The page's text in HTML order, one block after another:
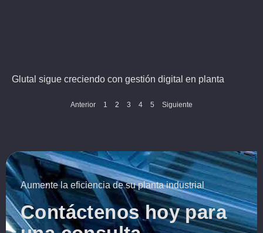
Glutal sigue creciendo con gestión digital en planta
Anterior 1 2 3 4 5 Siguiente
Aumente la eficiencia de su planta industrial​
Contáctenos hoy para